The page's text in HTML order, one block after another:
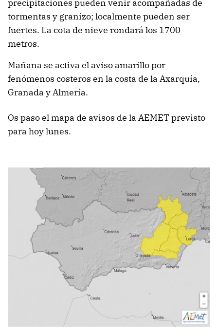
precipitaciones pueden venir acompañadas de
tormentas y granizo; localmente pueden ser
fuertes. La cota de nieve rondará los 1700
metros.
Mañana se activa el aviso amarillo por
fenómenos costeros en la costa de la Axarquía,
Granada y Almería.
Os paso el mapa de avisos de la AEMET previsto
para hoy lunes.